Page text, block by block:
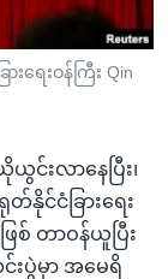
ေးဝန်ကြီး Qin
းလာနေပြီး၊
င်ငံခြားရေး
ြစ် တာဝန်ယူပြီး
းပွဲမှာ အမေရိ